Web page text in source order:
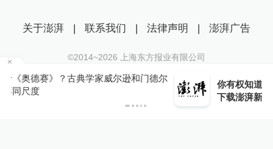
你有权知道更多
下载APP
关于澎湃 | 联系我们 | 法律声明 | 澎湃广告
©2014~2026 上海东方报业有限公司
沪ICP证：沪B2-20170116 | 沪ICP备14003370号
互联网新闻信息服务许可证：31120170006
沪公网安备 31010602000299号